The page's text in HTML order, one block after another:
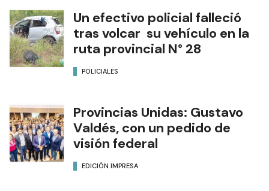
Un efectivo policial falleció
tras volcar su vehículo en la
ruta provincial N° 28
POLICIALES
Provincias Unidas: Gustavo
Valdés, con un pedido de
visión federal
EDICIÓN IMPRESA